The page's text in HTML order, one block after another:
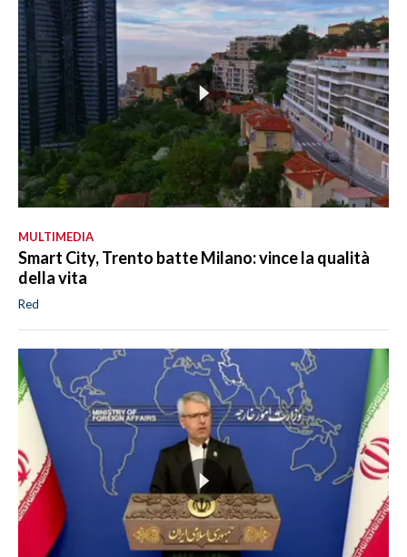
MULTIMEDIA
Smart City, Trento batte Milano: vince la qualità
della vita
Red